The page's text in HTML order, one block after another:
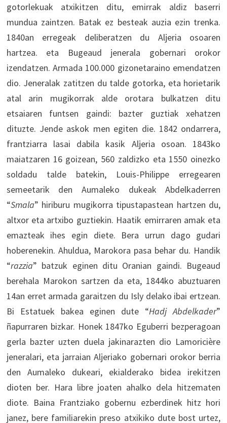
gotorlekuak atxikitzen ditu, emirrak aldiz baserri
mundua zaintzen. Batak ez besteak auzia ezin trenka.
1840an erregeak deliberatzen du Aljeria osoaren
hartzea. eta Bugeaud jenerala gobernari orokor
izendatzen. Armada 100.000 gizonetaraino emendatzen
dio. Jeneralak zatitzen du talde gotorka, eta horietarik
atal arin mugikorrak alde orotara bulkatzen ditu
etsaiaren funtsen gaindi: bazter guztiak xehatzen
dituzte. Jende askok men egiten die. 1842 ondarrera,
frantziarra lasai dabila kasik Aljeria osoan. 1843ko
maiatzaren 16 goizean, 560 zaldizko eta 1550 oinezko
soldadu talde batekin, Louis-Philippe erregearen
semeetarik den Aumaleko dukeak Abdelkaderren
“Smala” hiriburu mugikorra tipustapastean hartzen du,
altxor eta artxibo guztiekin. Haatik emirraren amak eta
emazteak ihes egin diete. Bera urrun dago gudari
hoberenekin. Ahuldua, Marokora pasa behar du. Handik
“razzia” batzuk eginen ditu Oranian gaindi. Bugeaud
berehala Marokon sartzen da eta, 1844ko abuztuaren
14an erret armada garaitzen du Isly delako ibai ertzean.
Bi Estatuek bakea eginen dute “Hadj Abdelkader”
ñapurraren bizkar. Honek 1847ko Eguberri bezperagoan
gerla bazter uzten duela jakinarazten dio Lamoricière
jeneralari, eta jarraian Aljeriako gobernari orokor berria
den Aumaleko dukeari, ekialderako bidea irekitzen
dioten ber. Hara libre joaten ahalko dela hitzematen
diote. Baina Frantziako gobernu ezberdinek hitz hori
janez, bere familiarekin preso atxikiko dute bost urtez,